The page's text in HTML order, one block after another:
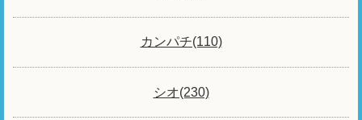
カンパチ(110)
シオ(230)